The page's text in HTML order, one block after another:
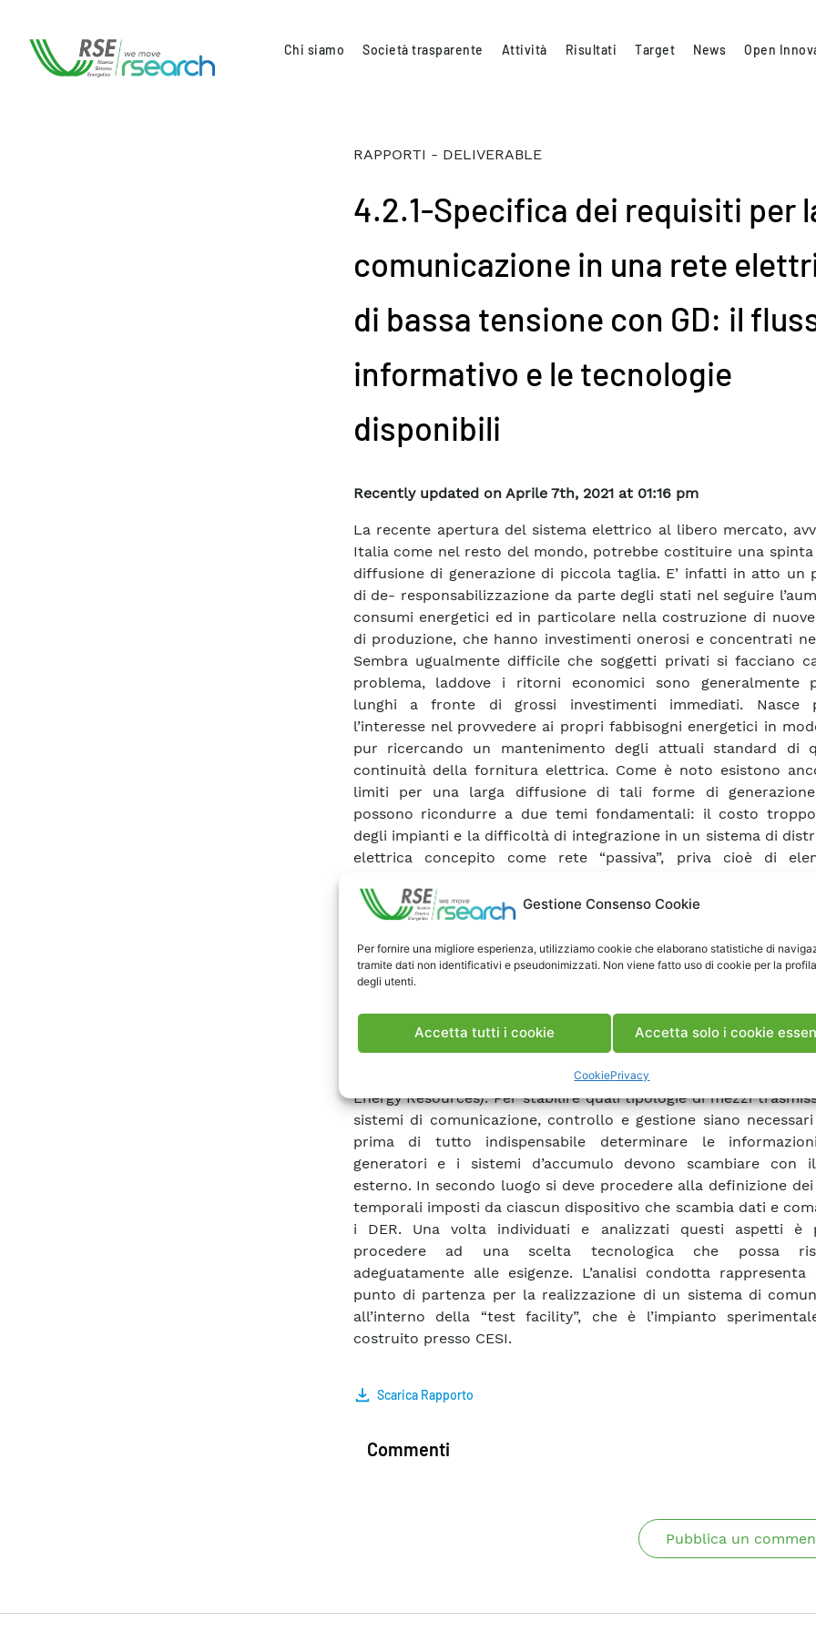
Gestione Consenso Cookie
Per fornire una migliore esperienza, utilizziamo cookie che elaborano statistiche di
tramite dati non identificativi e pseudonimizzati. Non viene fatto uso di cookie per la
degli utenti.
Accetta tutti i cookie Accetta solo i cookie
CookiePrivacy
Chi siamo Società trasparente Attività Risultati Target News Open
RAPPORTI - DELIVERABLE
4.2.1-Specifica dei requisiti per
comunicazione in una rete
di bassa tensione con GD: il
informativo e le tecnologie
disponibili
Recently updated on Aprile 7th, 2021 at 01:16 pm
La recente apertura del sistema elettrico al libero mercato,
Italia come nel resto del mondo, potrebbe costituire una
diffusione di generazione di piccola taglia. E’ infatti in atto un
di de- responsabilizzazione da parte degli stati nel seguire
consumi energetici ed in particolare nella costruzione di
di produzione, che hanno investimenti onerosi e concentrati
Sembra ugualmente difficile che soggetti privati si facciano
problema, laddove i ritorni economici sono generalmente
lunghi a fronte di grossi investimenti immediati. Nasce
l’interesse nel provvedere ai propri fabbisogni energetici in
pur ricercando un mantenimento degli attuali standard di
continuità della fornitura elettrica. Come è noto esistono
limiti per una larga diffusione di tali forme di
possono ricondurre a due temi fondamentali: il costo
degli impianti e la difficoltà di integrazione in un sistema di
elettrica concepito come rete “passiva”, priva cioè di
ed in generale nel progetto di ricerca RdS Gendis21, è relativo a
nei quali generatori e sistemi d’accumulo vengono installati
elettriche pubbliche di bassa tensione (bt), senza particolari
loro localizzazione. Data la taglia di questi impianti (da pochi
alcune centinaia di kW) è da escludere la possibilità che essi
presidiati e diventa pertanto indispensabile una gestione il più
automatica e/o remota delle loro funzionalità. Acquisiscono
particolare importanza i sistemi di comunicazione che
interfacciarsi con tali risorse distribuite (DER dall’inglese
Energy Resources). Per stabilire quali tipologie di mezzi
sistemi di comunicazione, controllo e gestione siano
prima di tutto indispensabile determinare le
generatori e i sistemi d’accumulo devono scambiare con
esterno. In secondo luogo si deve procedere alla definizione
temporali imposti da ciascun dispositivo che scambia dati e
i DER. Una volta individuati e analizzati questi aspetti è
procedere ad una scelta tecnologica che possa
adeguatamente alle esigenze. L’analisi condotta
punto di partenza per la realizzazione di un sistema di
all’interno della “test facility”, che è l’impianto
costruito presso CESI.
Scarica Rapporto
Commenti
Pubblica un